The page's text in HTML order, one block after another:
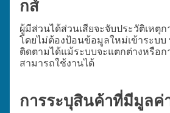
กส์
ผู้มีส่วนได้ส่วนเสียจะจับประวัติเหตุ
โดยไม่ต้องป้อนข้อมูลใหม่เข้าระบบ
ติดตามได้แม้ระบบจะแตกต่างหรือก
สามารถใช้งานได้
การระบุสินค้าที่มีมูลค่